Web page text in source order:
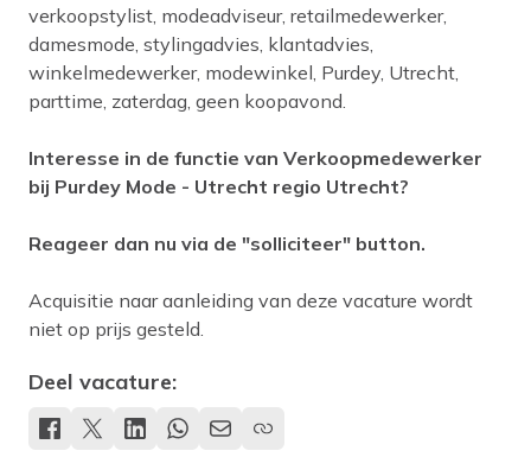
verkoopstylist, modeadviseur, retailmedewerker,
damesmode, stylingadvies, klantadvies,
winkelmedewerker, modewinkel, Purdey, Utrecht,
parttime, zaterdag, geen koopavond.
Interesse in de functie van Verkoopmedewerker
bij Purdey Mode - Utrecht regio Utrecht?
Reageer dan nu via de "solliciteer" button.
Acquisitie naar aanleiding van deze vacature wordt
niet op prijs gesteld.
Deel vacature: